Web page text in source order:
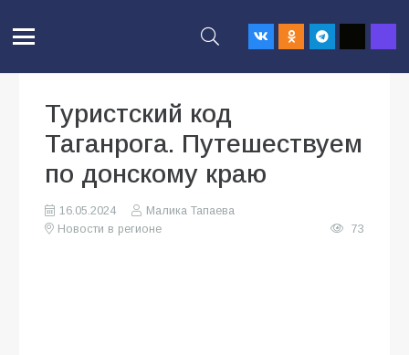
Туристский код
Таганрога. Путешествуем
по донскому краю
16.05.2024
Малика Тапаева
Новости в регионе
73